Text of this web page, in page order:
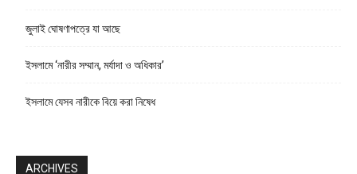
জুলাই ঘোষণাপত্রে যা আছে
ইসলামে ‘নারীর সম্মান, মর্যাদা ও অধিকার’
ইসলামে যেসব নারীকে বিয়ে করা নিষেধ
ARCHIVES